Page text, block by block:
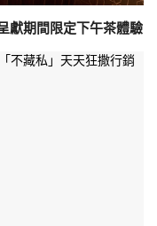
獻期間限定下午茶體驗